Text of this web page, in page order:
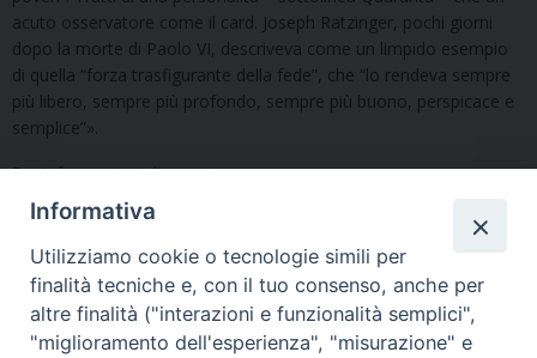
acuto osservatore come il card. Joseph Ratzinger, pochi giorni
dopo la morte di Paolo VI, descriveva come un limpido esempio
di quella “forza trasfigurante della fede”, che “lo rendeva sempre
più libero, sempre più profondo, sempre più buono, perspicace e
semplice”».
Per informazioniclicca qui.
Informativa
Utilizziamo cookie o tecnologie simili per
finalità tecniche e, con il tuo consenso, anche per
altre finalità ("interazioni e funzionalità semplici",
"miglioramento dell'esperienza", "misurazione" e